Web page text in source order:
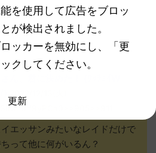
続きを見る
イエッサンみたいなレイドだけで
って他に何がいるん？
を使用して広告をブロッ
が検出されました。
ッカーを無効にし、「更
クしてください。
更新